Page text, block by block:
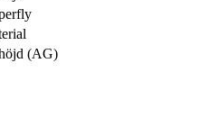
(AG)